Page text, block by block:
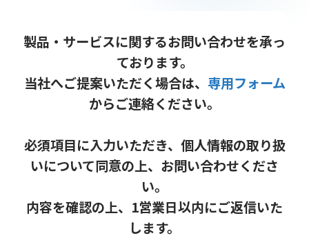
製品・サービスに関するお問い合わせを承っ
ております。
当社へご提案いただく場合は、 専用フォーム
からご連絡ください。
必須項目に入力いただき、個人情報の取り扱
いについて同意の上、お問い合わせくださ
い。
内容を確認の上、1営業日以内にご返信いた
します。